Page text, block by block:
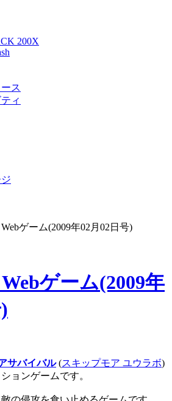
200X
ス
ィ
ゲーム(2009年02月02日号)
ゲーム(2009年
サバイバル(スキップモア ユウラボ)
ョンゲームです。